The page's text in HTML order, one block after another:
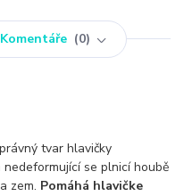
Komentáře 0
tvar hlavičky
se plnicí houbě
zem. Pomáhá hlavičke